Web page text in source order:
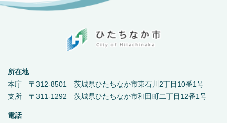
所在地
本庁 〒312-8501 茨城県ひたちなか市東石川2丁目10番1号
支所 〒311-1292 茨城県ひたちなか市和田町二丁目12番1号
電話